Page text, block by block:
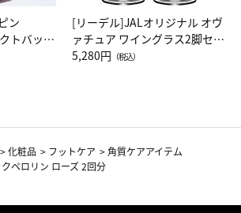
ン
トバッグ
LC）ス
[リーデル]JALオリジナル オヴ
ァチュア ワイングラス2脚セッ
ト（レッドワイン）
5,280円 （税込）
>化粧品 > フットケア >角質ケアアイテム
ペロリン ローズ 2回分